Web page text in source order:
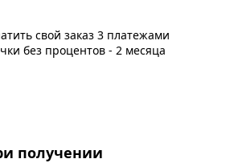
свой заказ 3 платежами
без процентов - 2 месяца
получении